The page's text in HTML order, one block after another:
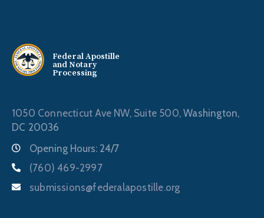
Federal Apostille
and Notary
Processing
1050 Connecticut Ave NW, Suite 500,Washington,
DC 20036
Opening Hours: 24/7
(760) 469-2997
submissions@federalapostille.org